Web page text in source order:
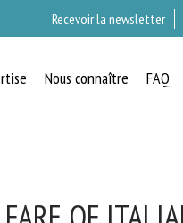
Recevoir la newsletter
Nous connaître FAQ